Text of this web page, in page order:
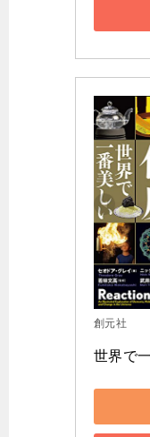
創元社
世界で